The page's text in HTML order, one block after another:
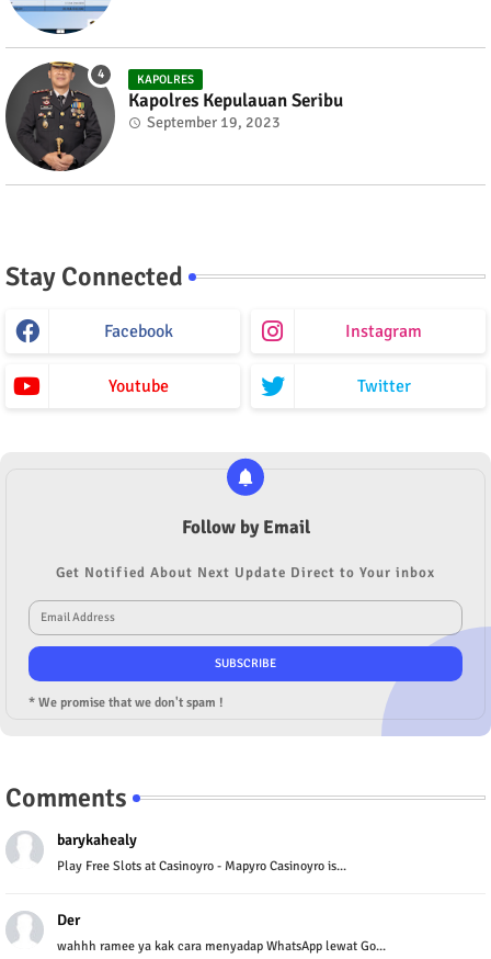
KAPOLRES
Kapolres Kepulauan Seribu
September 19, 2023
Stay Connected
Facebook Instagram
Youtube Twitter
Follow by Email
Get Notified About Next Update Direct to Your inbox
* We promise that we don't spam !
Comments
barykahealy
Play Free Slots at Casinoyro - Mapyro Casinoyro is...
Der
wahhh ramee ya kak cara menyadap WhatsApp lewat Go...